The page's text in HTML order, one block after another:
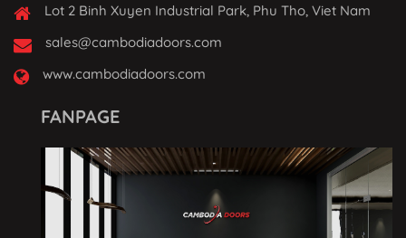
Lot 2 Binh Xuyen Industrial Park, Phu Tho, Viet Nam
sales@cambodiadoors.com
www.cambodiadoors.com
FANPAGE